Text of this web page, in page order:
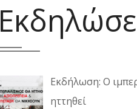
Εκδήλωση: Ο
ηττηθεί